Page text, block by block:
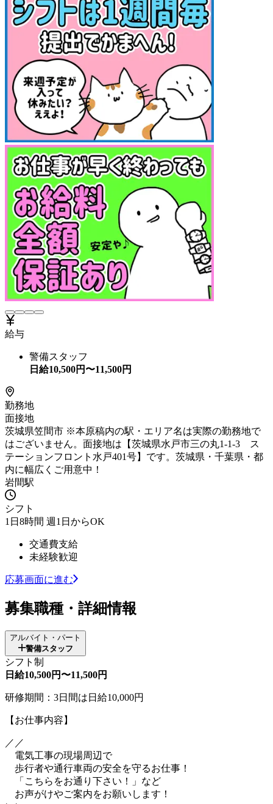
給与
警備スタッフ
日給10,500円〜11,500円
勤務地
面接地
茨城県笠間市 ※本原稿内の駅・エリア名は実際の勤務地で
はございません。面接地は【茨城県水戸市三の丸1-1-3 ス
テーションフロント水戸401号】です。茨城県・千葉県・都
内に幅広くご用意中！
岩間駅
シフト
1日8時間 週1日からOK
交通費支給
未経験歓迎
応募画面に進む
募集職種・詳細情報
アルバイト・パート
警備スタッフ
シフト制
日給10,500円〜11,500円
研修期間：3日間は日給10,000円
【お仕事内容】
／／
電気工事の現場周辺で
歩行者や通行車両の安全を守るお仕事！
「こちらをお通り下さい！」など
お声がけやご案内をお願いします！